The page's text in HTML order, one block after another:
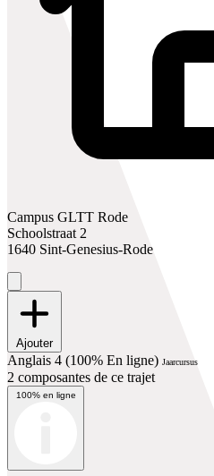
Campus GLTT Rode
Schoolstraat 2
1640 Sint-Genesius-Rode
Ajouter
Anglais 4 (100% En ligne) Jaarcursus
2 composantes de ce trajet
100% en ligne